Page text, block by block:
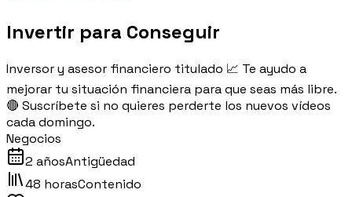
Invertir para Conseguir
Inversor y asesor financiero titulado 📈 Te ayudo a
mejorar tu situación financiera para que seas más libre.
🔴 Suscríbete si no quieres perderte los nuevos vídeos
cada domingo.
Negocios
2 añosAntigüedad
48 horasContenido